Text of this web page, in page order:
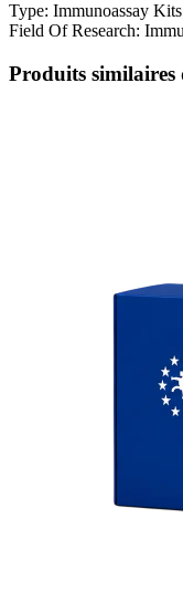
Type: Immunoassay Kits
Field Of Research:
Produits similaires